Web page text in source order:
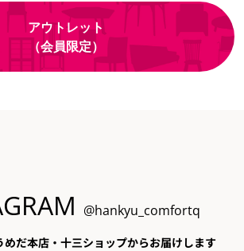
アウトレット
（会員限定）
@hankyu_comfortq
だ本店・十三ショップからお届けします